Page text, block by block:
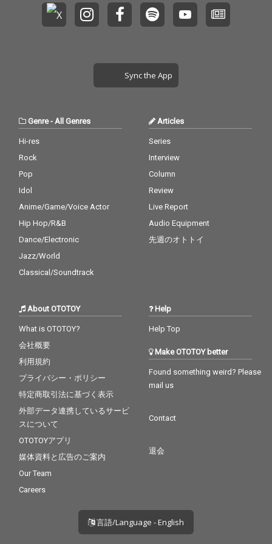
Sync the App
Genre- All Genres
Hi-res
Rock
Pop
Idol
Anime/Game/Voice Actor
Hip Hop/R&B
Dance/Electronic
Jazz/World
Classical/Soundtrack
Articles
Series
Interview
Column
Review
Live Report
Audio Equipment
先週のオトトイ
About OTOTOY
What is OTOTOY?
会社概要
利用規約
プライバシー・ポリシー
特定商取引法に基づく表示
外部データ連携しているサービ
スについて
OTOTOYアプリ
媒体資料と広告のご案内
Our Team
Careers
Help
Help Top
Make OTOTOY better
Found something weird? Please
mail us
Contact
退会
言語/Language - English